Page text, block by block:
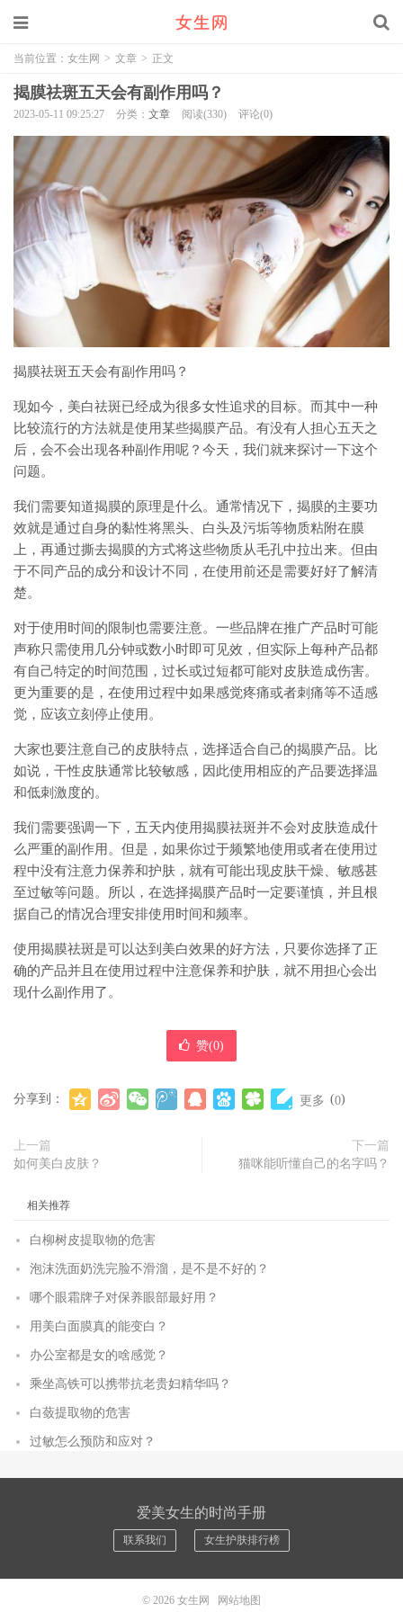
当前位置： 女生网 > 文章 > 正文
揭膜祛斑五天会有副作用吗？
2023-05-11 09:25:27 分类： 文章 阅读(330) 评论(0)
揭膜祛斑五天会有副作用吗？
现如今，美白祛斑已经成为很多女性追求的目标。而其中一种
比较流行的方法就是使用某些揭膜产品。有没有人担心五天之
后，会不会出现各种副作用呢？今天，我们就来探讨一下这个
问题。
我们需要知道揭膜的原理是什么。通常情况下，揭膜的主要功
效就是通过自身的黏性将黑头、白头及污垢等物质粘附在膜
上，再通过撕去揭膜的方式将这些物质从毛孔中拉出来。但由
于不同产品的成分和设计不同，在使用前还是需要好好了解清
楚。
对于使用时间的限制也需要注意。一些品牌在推广产品时可能
声称只需使用几分钟或数小时即可见效，但实际上每种产品都
有自己特定的时间范围，过长或过短都可能对皮肤造成伤害。
更为重要的是，在使用过程中如果感觉疼痛或者刺痛等不适感
觉，应该立刻停止使用。
大家也要注意自己的皮肤特点，选择适合自己的揭膜产品。比
如说，干性皮肤通常比较敏感，因此使用相应的产品要选择温
和低刺激度的。
我们需要强调一下，五天内使用揭膜祛斑并不会对皮肤造成什
么严重的副作用。但是，如果你过于频繁地使用或者在使用过
程中没有注意力保养和护肤，就有可能出现皮肤干燥、敏感甚
至过敏等问题。所以，在选择揭膜产品时一定要谨慎，并且根
据自己的情况合理安排使用时间和频率。
使用揭膜祛斑是可以达到美白效果的好方法，只要你选择了正
确的产品并且在使用过程中注意保养和护肤，就不用担心会出
现什么副作用了。
赞(0)
分享到： 更多 (0)
上一篇
如何美白皮肤？
下一篇
猫咪能听懂自己的名字吗？
相关推荐
白柳树皮提取物的危害
泡沫洗面奶洗完脸不滑溜，是不是不好的？
哪个眼霜牌子对保养眼部最好用？
用美白面膜真的能变白？
办公室都是女的啥感觉？
乘坐高铁可以携带抗老贵妇精华吗？
白蔹提取物的危害
过敏怎么预防和应对？
爱美女生的时尚手册
联系我们 女生护肤排行榜
© 2026 女生网 网站地图